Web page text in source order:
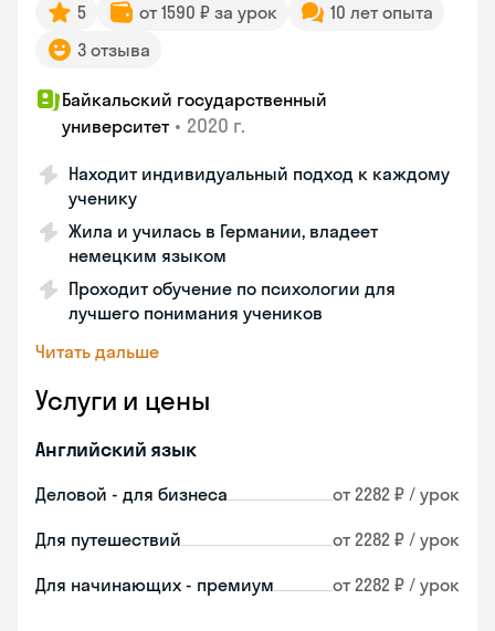
5 от 1590 ₽ за урок
10 лет опыта
3 отзыва
Байкальский государственный
университет • 2020 г.
Находит индивидуальный подход к каждому
ученику
Жила и училась в Германии, владеет
немецким языком
Проходит обучение по психологии для
лучшего понимания учеников
Читать дальше
Услуги и цены
Английский язык
Деловой - для бизнеса от 2282 ₽ / урок
Для путешествий от 2282 ₽ / урок
Для начинающих - премиум от 2282 ₽ / урок